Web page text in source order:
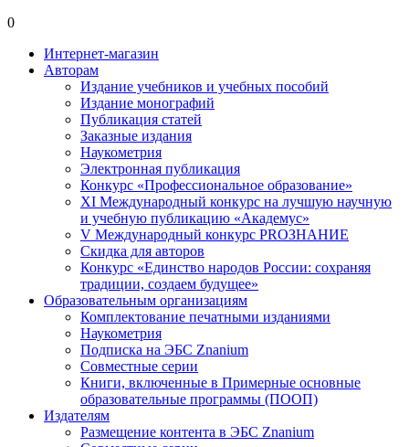
0
Интернет-магазин
Авторам
Издание учебников и учебных пособий
Издание монографий
Публикация статей
Заказные издания
Наукометрия
Электронная публикация
Конкурс «Профессиональное образование»
XI Международный конкурс на лучшую научную
и учебную публикацию «Академус»
V Международный конкурс PROЗНАНИЕ
Скидка для авторов
Конкурс «Единство народов России: сохраняя
традиции, создаем будущее»
Образовательным организациям
Комплектование печатными изданиями
Наукометрия
Подписка на ЭБС Znanium
Совместные серии
Книги, включенные в Примерные основные
образовательные программы (ПООП)
Издателям
Размещение контента в ЭБС Znanium